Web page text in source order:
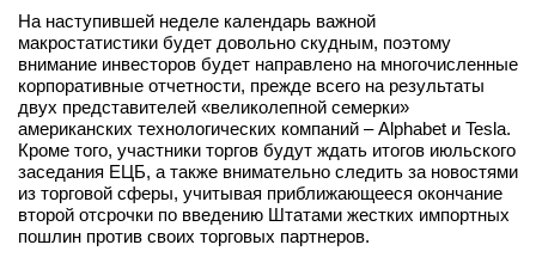
На наступившей неделе календарь важной
макростатистики будет довольно скудным, поэтому
внимание инвесторов будет направлено на многочисленные
корпоративные отчетности, прежде всего на результаты
двух представителей «великолепной семерки»
американских технологических компаний – Alphabet и Tesla.
Кроме того, участники торгов будут ждать итогов июльского
заседания ЕЦБ, а также внимательно следить за новостями
из торговой сферы, учитывая приближающееся окончание
второй отсрочки по введению Штатами жестких импортных
пошлин против своих торговых партнеров.